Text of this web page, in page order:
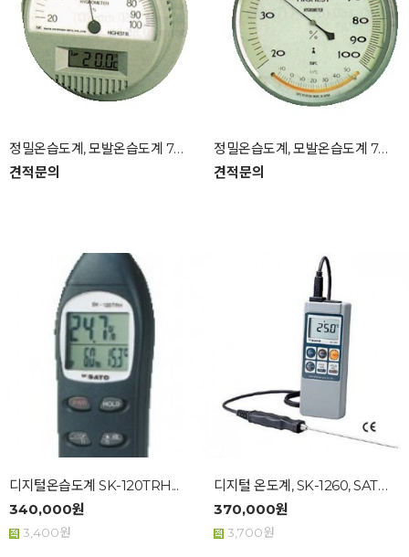
정밀온습도계, 모발온습도계 7542(HIGHEST ...
견적문의
정밀온습도계, 모발온습도계 7540 ...
견적문의
디지털온습도계 SK-120TRH...
340,000원
3,400원
디지털 온도계, SK-1260, SATO...
370,000원
3,700원